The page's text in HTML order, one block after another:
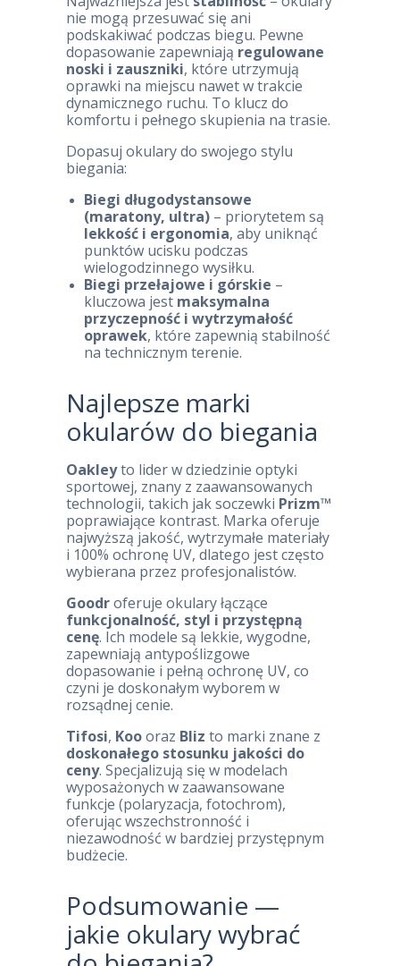
nie mogą przesuwać się ani
podskakiwać podczas biegu. Pewne
dopasowanie zapewniają regulowane
noski i zauszniki, które utrzymują
oprawki na miejscu nawet w trakcie
dynamicznego ruchu. To klucz do
komfortu i pełnego skupienia na trasie.
Dopasuj okulary do swojego stylu
biegania:
Biegi długodystansowe
(maratony, ultra)– priorytetem są
lekkość i ergonomia, aby uniknąć
punktów ucisku podczas
wielogodzinnego wysiłku.
Biegi przełajowe i górskie –
kluczowa jest maksymalna
przyczepność i wytrzymałość
oprawek, które zapewnią stabilność
na technicznym terenie.
Najlepsze marki
okularów do biegania
Oakleyto lider w dziedzinie optyki
sportowej, znany z zaawansowanych
technologii, takich jak soczewki Prizm™
poprawiające kontrast. Marka oferuje
najwyższą jakość, wytrzymałe materiały
i 100% ochronę UV, dlatego jest często
wybierana przez profesjonalistów.
Goodroferuje okulary łączące
funkcjonalność, styl i przystępną
cenę. Ich modele są lekkie, wygodne,
zapewniają antypoślizgowe
dopasowanie i pełną ochronę UV, co
czyni je doskonałym wyborem w
rozsądnej cenie.
Tifosi, Koooraz Bliz to marki znane z
doskonałego stosunku jakości do
ceny. Specjalizują się w modelach
wyposażonych w zaawansowane
funkcje (polaryzacja, fotochrom),
oferując wszechstronność i
niezawodność w bardziej przystępnym
budżecie.
Podsumowanie —
jakie okulary wybrać